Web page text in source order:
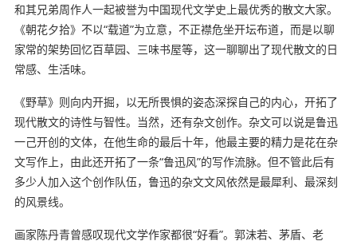
和其兄弟周作人一起被誉为中国现代文学史上最优秀的散文大家。
《朝花夕拾》不以“载道”为立意，不正襟危坐开坛布道，而是以聊
家常的架势回忆百草园、三味书屋等，这一聊聊出了现代散文的日
常感、生活味。
《野草》则向内开掘，以无所畏惧的姿态深探自己的内心，开拓了
现代散文的诗性与智性。当然，还有杂文创作。杂文可以说是鲁迅
一己开创的文体，在他生命的最后十年，他最主要的精力是花在杂
文写作上，由此还开拓了一条“鲁迅风”的写作流脉。但不管此后有
多少人加入这个创作队伍，鲁迅的杂文文风依然是最犀利、最深刻
的风景线。
画家陈丹青曾感叹现代文学作家都很“好看”。郭沫若、茅盾、老